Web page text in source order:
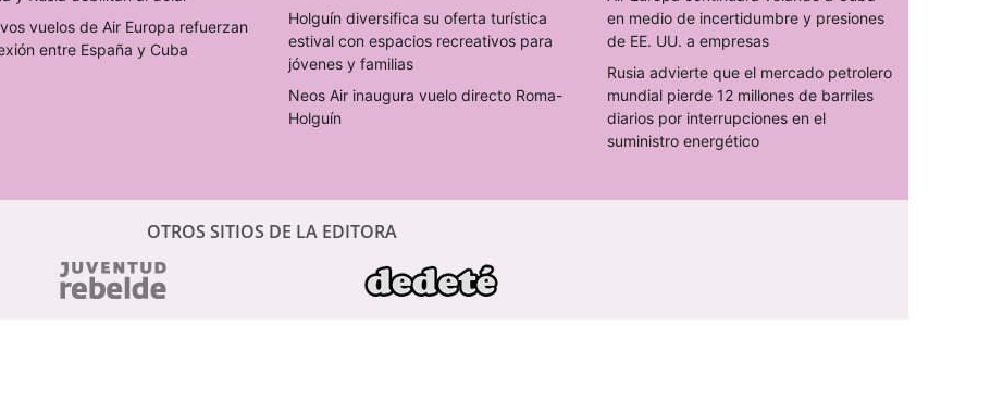
vuelos de Air Europa refuerzan
entre España y Cuba
Holguín diversifica su oferta turística
estival con espacios recreativos para
jóvenes y familias
Neos Air inaugura vuelo directo Roma-
Holguín
en medio de incertidumbre y presiones
de EE. UU. a empresas
Rusia advierte que el mercado petrolero
mundial pierde 12 millones de barriles
diarios por interrupciones en el
suministro energético
OTROS SITIOS DE LA EDITORA